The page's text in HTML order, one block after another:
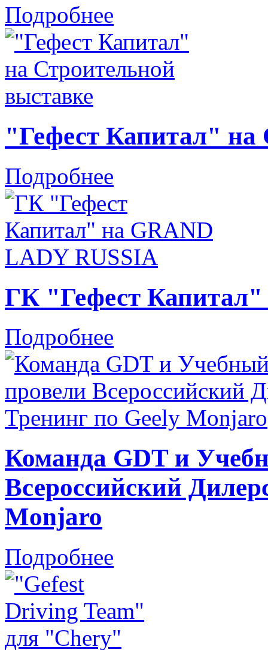
Подробнее
"Гефест Капитал" на
Подробнее
ГК "Гефест
Подробнее
Команда GDT и
Всероссийский
Monjaro
Подробнее